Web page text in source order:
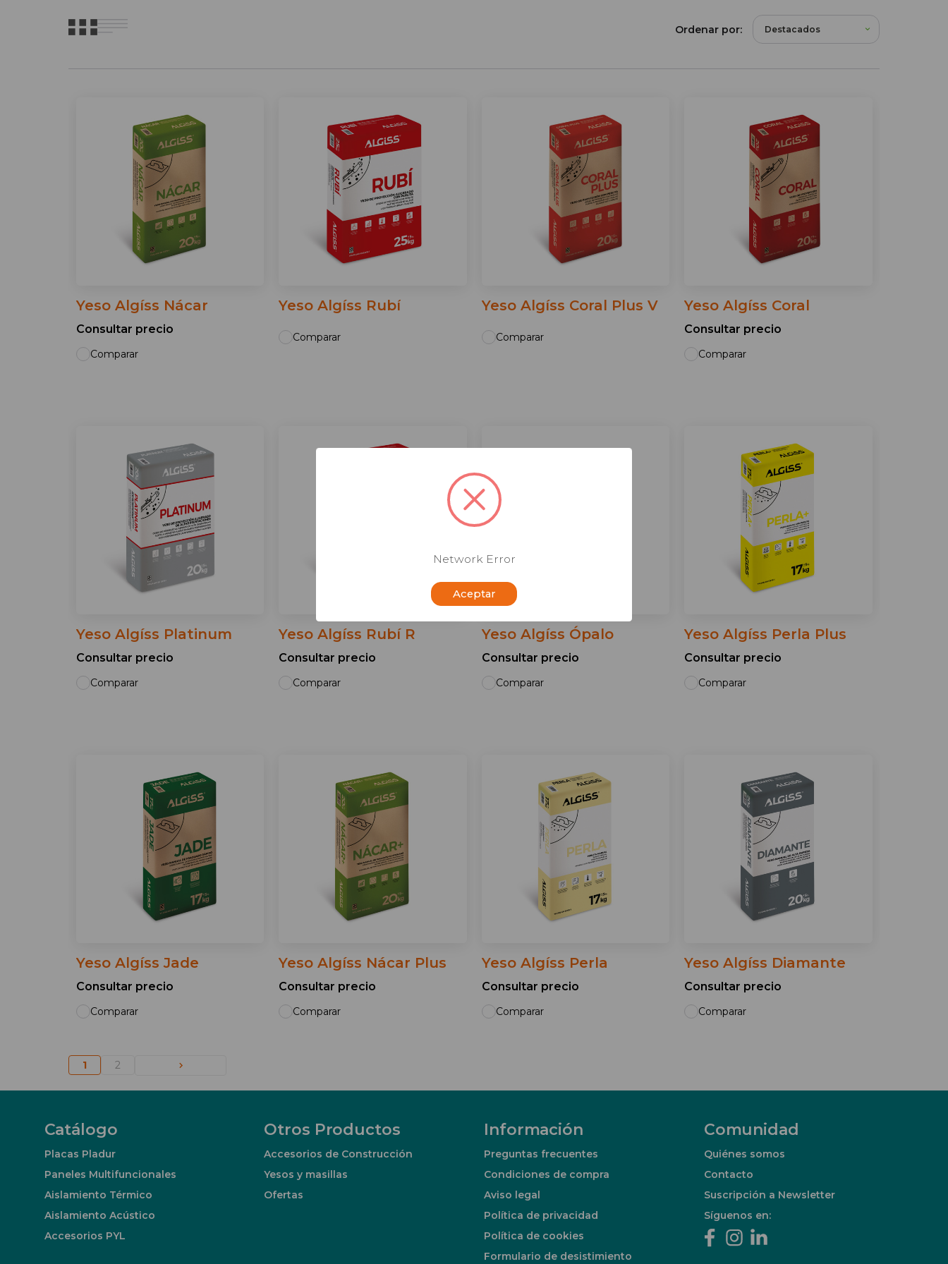
Ordenar por:
Yeso Algíss Nácar
Consultar precio
Comparar
Yeso Algíss Rubí
Comparar
Yeso Algíss Coral Plus V
Comparar
Yeso Algíss Coral
Consultar precio
Comparar
Yeso Algíss Platinum
Consultar precio
Comparar
Yeso Algíss Rubí R
Consultar precio
Comparar
Yeso Algíss Ópalo
Consultar precio
Comparar
Yeso Algíss Perla Plus
Consultar precio
Comparar
Yeso Algíss Jade
Consultar precio
Comparar
Yeso Algíss Nácar Plus
Consultar precio
Comparar
Yeso Algíss Perla
Consultar precio
Comparar
Yeso Algíss Diamante
Consultar precio
Comparar
1 2
Catálogo
Placas Pladur
Paneles Multifuncionales
Aislamiento Térmico
Aislamiento Acústico
Accesorios PYL
Otros Productos
Accesorios de Construcción
Yesos y masillas
Ofertas
Información
Preguntas frecuentes
Condiciones de compra
Aviso legal
Política de privacidad
Política de cookies
Formulario de desistimiento
Comunidad
Quiénes somos
Contacto
Suscripción a Newsletter
Síguenos en:
Network Error
Aceptar